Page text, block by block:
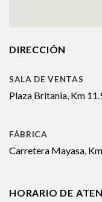
DIRECCIÓN
SALA DE VENTAS
Plaza Britania, Km
FÁBRICA
Carretera Mayasa,
HORARIO DE